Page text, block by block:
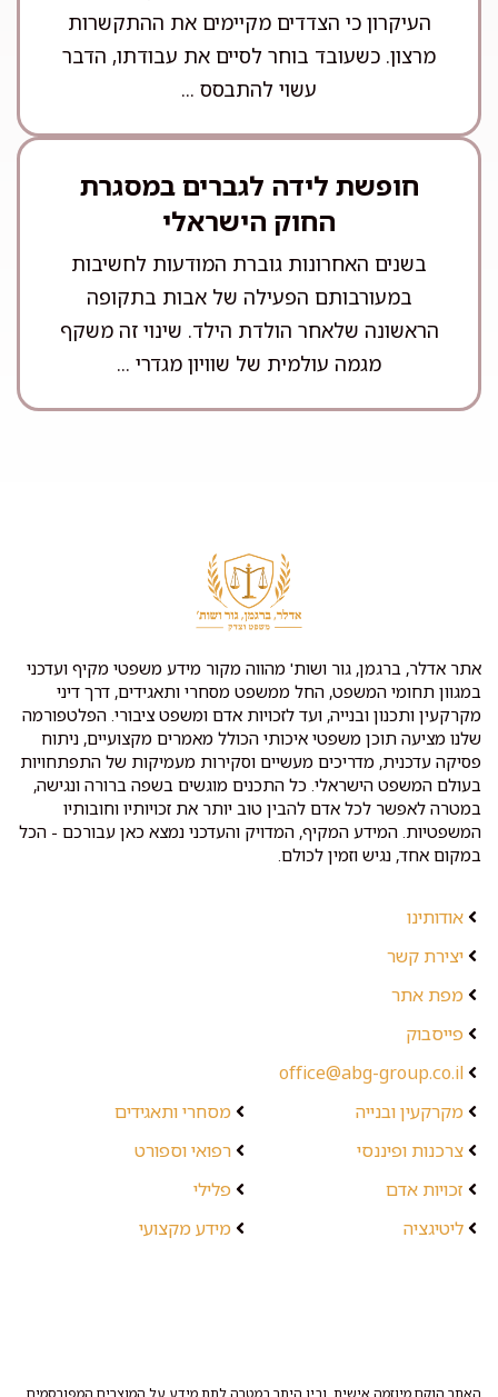
העיקרון כי הצדדים מקיימים את ההתקשרות
מרצון. כשעובד בוחר לסיים את עבודתו, הדבר
עשוי להתבסס ...
חופשת לידה לגברים במסגרת
החוק הישראלי
בשנים האחרונות גוברת המודעות לחשיבות
במעורבותם הפעילה של אבות בתקופה
הראשונה שלאחר הולדת הילד. שינוי זה משקף
מגמה עולמית של שוויון מגדרי ...
אתר אדלר, ברגמן, גור ושות' מהווה מקור מידע משפטי מקיף ועדכני
במגוון תחומי המשפט, החל ממשפט מסחרי ותאגידים, דרך דיני
מקרקעין ותכנון ובנייה, ועד לזכויות אדם ומשפט ציבורי. הפלטפורמה
שלנו מציעה תוכן משפטי איכותי הכולל מאמרים מקצועיים, ניתוח
פסיקה עדכנית, מדריכים מעשיים וסקירות מעמיקות של התפתחויות
בעולם המשפט הישראלי. כל התכנים מוגשים בשפה ברורה ונגישה,
במטרה לאפשר לכל אדם להבין טוב יותר את זכויותיו וחובותיו
המשפטיות. המידע המקיף, המדויק והעדכני נמצא כאן עבורכם - הכל
במקום אחד, נגיש וזמין לכולם.
אודותינו
יצירת קשר
מפת אתר
פייסבוק
office@abg-group.co.il
מקרקעין ובנייה
צרכנות ופיננסי
זכויות אדם
ליטיגציה
מסחרי ותאגידים
רפואי וספורט
פלילי
מידע מקצועי
האתר הוקם מיוזמה אישית, ובין היתר במטרה לתת מידע על המוצרים המפורסמים